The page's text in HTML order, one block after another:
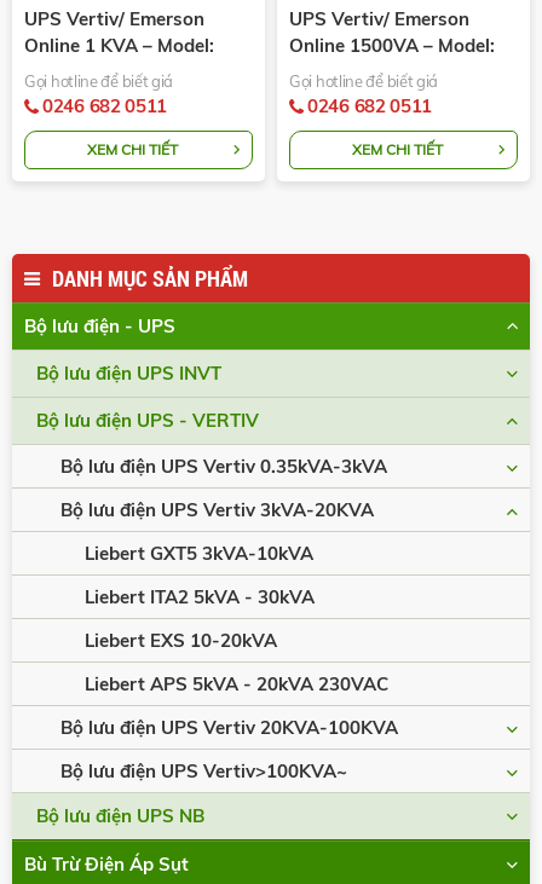
UPS Vertiv/ Emerson
Online 1 KVA – Model:
GXT-1000MTPLUS230
Gọi hotline để biết giá
0246 682 0511
XEM CHI TIẾT
UPS Vertiv/ Emerson
Online 1500VA – Model:
GXT4-1500RT230
Gọi hotline để biết giá
0246 682 0511
XEM CHI TIẾT
DANH MỤC SẢN PHẨM
Bộ lưu điện - UPS
Bộ lưu điện UPS INVT
Bộ lưu điện UPS - VERTIV
Bộ lưu điện UPS Vertiv 0.35kVA-3kVA
Bộ lưu điện UPS Vertiv 3kVA-20KVA
Liebert GXT5 3kVA-10kVA
Liebert ITA2 5kVA - 30kVA
Liebert EXS 10-20kVA
Liebert APS 5kVA - 20kVA 230VAC
Bộ lưu điện UPS Vertiv 20KVA-100KVA
Bộ lưu điện UPS Vertiv>100KVA~
Bộ lưu điện UPS NB
Bù Trừ Điện Áp Sụt